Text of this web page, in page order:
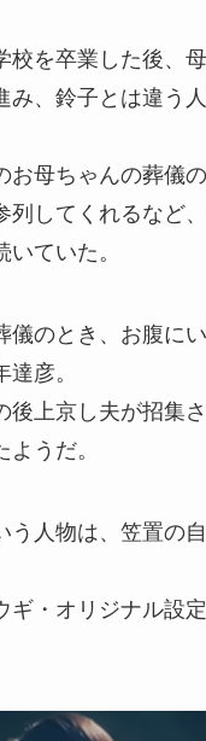
校を卒業した後、
み、鈴子とは違う
お母ちゃんの葬儀
列してくれるなど
ていた。
儀のとき、お腹に
彦。
後上京し夫が招集
うだ。
う人物は、笠置の
ギ・オリジナル設